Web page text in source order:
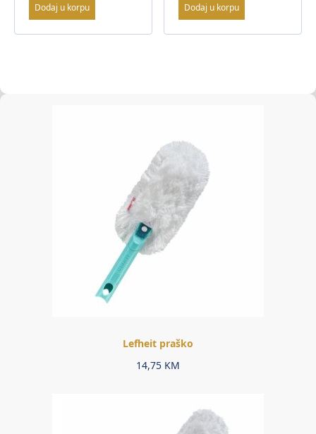
Dodaj u korpu Dodaj u korpu
Lefheit praško
14,75 KM